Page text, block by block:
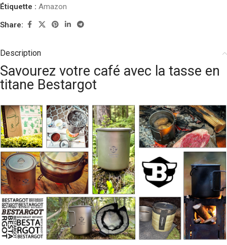
Étiquette : Amazon
Share:
Description
Savourez votre café avec la tasse en
titane Bestargot